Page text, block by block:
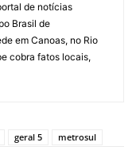
de notícias
Brasil de
em Canoas, no Rio
cobra fatos locais,
geral 5 metrosul